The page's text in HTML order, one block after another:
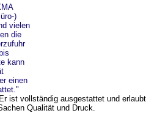
)
vielen
die
kann
einen
ist vollständig ausgestattet und erlaubt
Qualität und Druck.